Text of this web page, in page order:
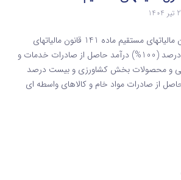
ماده 141 قانون مالیاتهای مستقیم ماده 141 قانون مالیاتهای
مستقیم – صددرصد (100%) درآمد حاصل از صادرات خدمات و
و محصولات بخش کشاورزی و بیست‌ درصد
حاصل از صادرات مواد خام و کالاهای واسطه ای